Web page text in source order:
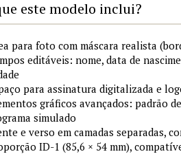
este modelo inclui?
para foto com máscara realista
editáveis: nome, data de
para assinatura digitalizada e
gráficos avançados: padrão
simulado
e verso em camadas separadas,
ID-1 (85,6 × 54 mm),